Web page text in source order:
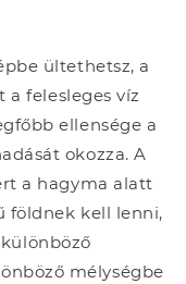
ültethetsz, a
a felesleges víz
ellensége a
okozza. A
a hagyma alatt
földnek kell lenni,
mélységbe